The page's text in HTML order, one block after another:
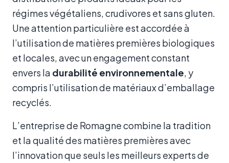
régimes végétaliens, crudivores et sans gluten.
Une attention particulière est accordée à
l’utilisation de matières premières biologiques
et locales, avec un engagement constant
envers la durabilité environnementale, y
compris l’utilisation de matériaux d’emballage
recyclés.
L’entreprise de Romagne combine la tradition
et la qualité des matières premières avec
l’innovation que seuls les meilleurs experts de